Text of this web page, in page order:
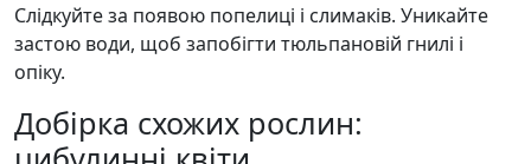
Слідкуйте за появою попелиці і слимаків. Уникайте
застою води, щоб запобігти тюльпановій гнилі і
опіку.
Добірка схожих рослин: